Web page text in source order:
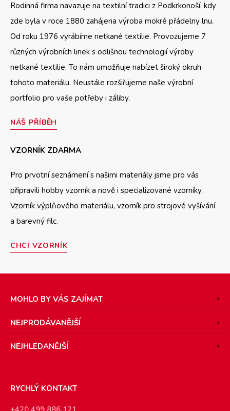
Rodinná firma navazuje na textilní tradici z Podkrkonoší, kdy
zde byla v roce 1880 zahájena výroba mokré přádelny lnu.
Od roku 1976 vyrábíme netkané textilie. Provozujeme 7
různých výrobních linek s odlišnou technologií výroby
netkané textilie. To nám umožňuje nabízet široký okruh
tohoto materiálu. Neustále rozšiřujeme naše výrobní
portfolio pro vaše potřeby i záliby.
NÁŠ PŘÍBĚH
VZORNÍK ZDARMA
Pro prvotní seznámení s našimi materiály jsme pro vás
připravili hobby vzorník a nově i specializované vzorníky.
Vzorník výplňového materiálu, vzorník pro strojové vyšívání
a barevný filc.
CHCI VZORNÍK
MOHLO BY VÁS ZAJÍMAT
NEJPRODÁVANĚJŠÍ
NEJHLEDANĚJŠÍ
RYCHLÝ KONTAKT